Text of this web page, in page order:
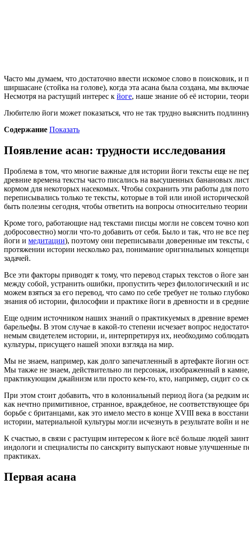
Часто мы думаем, что достаточно ввести искомое слово в поисковик, и
ширшасане (стойка на голове), когда эта асана была создана, мы
Несмотря на растущий интерес к йоге, наше знание об её истории,
Любителю йоги может показаться, что не так трудно выяснить
Содержание Показать
Появление асан: трудности исследования
Проблема в том, что многие важные для истории йоги тексты еще не
древние времена тексты часто писались на высушенных банановых
кормом для некоторых насекомых. Чтобы сохранить эти работы для
переписывались только те тексты, которые в той или иной
быть полезны сегодня, чтобы ответить на вопросы относительно
Кроме того, работающие над текстами писцы могли не совсем точно
добросовестно) могли что-то добавить от себя. Было и так, что не все
йоги и медитации), поэтому они переписывали доверенные им тексты,
протяжении истории несколько раз, понимание оригинальных
задачей.
Все эти факторы приводят к тому, что перевод старых текстов о йоге
между собой, устранить ошибки, пропустить через филологический и
можем взяться за его перевод, что само по себе требует не только
знания об истории, философии и практике йоги в древности и в
Еще одним источником наших знаний о практикуемых в древние
барельефы. В этом случае в какой-то степени исчезает вопрос
немым свидетелем истории, и, интерпретируя их, необходимо
культуры, присущего нашей эпохи взгляда на мир.
Мы не знаем, например, как долго запечатленный в артефакте йогин
Мы также не знаем, действительно ли персонаж, изображенный в
практикующим джайнизм или просто кем-то, кто, например, сидит со
При этом стоит добавить, что в колониальный период йога (за редким
как нечтно примитивное, странное, враждебное, не соответствующее
борьбе с британцами, как это имело место в конце XVIII века в
истории, материальной культуры могли исчезнуть в результате войн и
К счастью, в связи с растущим интересом к йоге всё больше людей
индологи и специалисты по санскриту выпускают новые улучшенные
практиках.
Первая асана